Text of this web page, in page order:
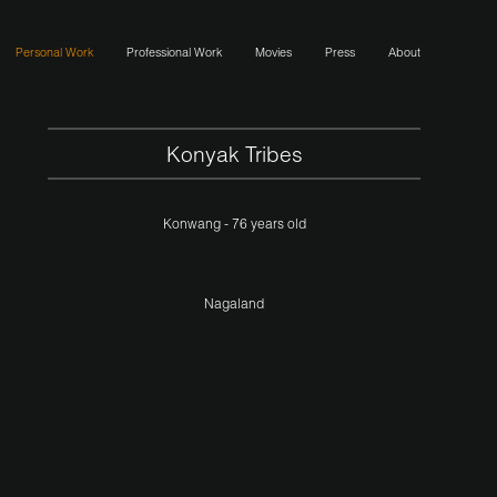
Personal Work Professional Work Movies Press About
Konyak Tribes
Konwang - 76 years old
Nagaland